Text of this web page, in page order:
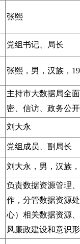
张熙
党组书记、 局长
张熙 ，男，汉族，
主持市大数据局全
密、信访、政务公
刘大永
党组成员、 副局长
刘大永，男，汉族，
负责数据资源管理
作，分管数据资源
心）相关数据资源
风廉政建设和意识